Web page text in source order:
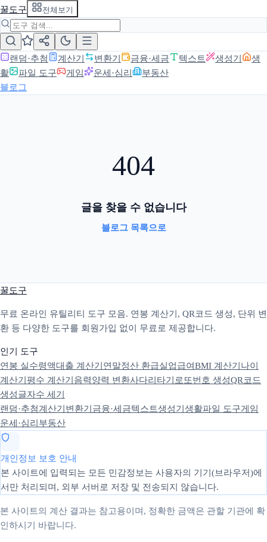
꿀도구 전체보기
랜덤·추첨 계산기 변환기 금융·세금 텍스트 생성기
생
활
파일 도구 게임 운세·심리
부동산
블로그
404
글을 찾을 수 없습니다
블로그 목록으로
꿀도구
무료 온라인 유틸리티 도구 모음. 연봉 계산기, QR코드 생성, 단위 변
환 등 다양한 도구를 회원가입 없이 무료로 제공합니다.
인기 도구
연봉 실수령액대출 계산기 연말정산 환급실업급여BMI 계산기 나이
계산기 평수 계산기 음력양력 변환사다리타기 로또번호 생성QR코드
생성글자수 세기
랜덤·추첨계산기 변환기 금융·세금텍스트생성기 생활파일 도구게임
운세·심리 부동산
개인정보 보호 안내
본 사이트에 입력되는 모든 민감정보는 사용자의 기기(브라우저)에
서만 처리되며, 외부 서버로 저장 및 전송되지 않습니다.
본 사이트의 계산 결과는 참고용이며, 정확한 금액은 관할 기관에 확
인하시기 바랍니다.